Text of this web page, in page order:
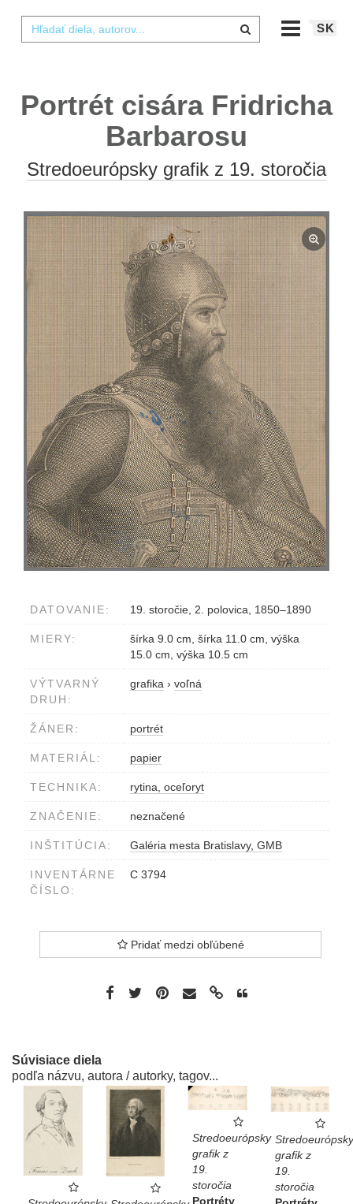
SK
Portrét cisára Fridricha
Barbarosu
Stredoeurópsky grafik z 19. storočia
DATOVANIE: 19. storočie, 2. polovica, 1850–1890
MIERY:
šírka 9.0 cm, šírka 11.0 cm, výška
15.0 cm, výška 10.5 cm
VÝTVARNÝ
DRUH:
grafika › voľná
ŽÁNER: portrét
MATERIÁL: papier
TECHNIKA: rytina, oceľoryt
ZNAČENIE: neznačené
INŠTITÚCIA: Galéria mesta Bratislavy, GMB
INVENTÁRNE
ČÍSLO:
C 3794
Pridať medzi obľúbené
Súvisiace diela
podľa názvu, autora / autorky, tagov...
Stredoeurópsky
grafik z
19.
storočia
Portréty
Stredoeurópsky
grafik z
19.
storočia